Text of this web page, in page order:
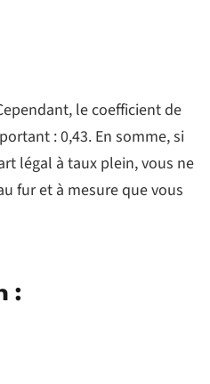
le coefficient de
: 0,43. En somme, si
légal à taux plein, vous ne
fur et à mesure que vous
: